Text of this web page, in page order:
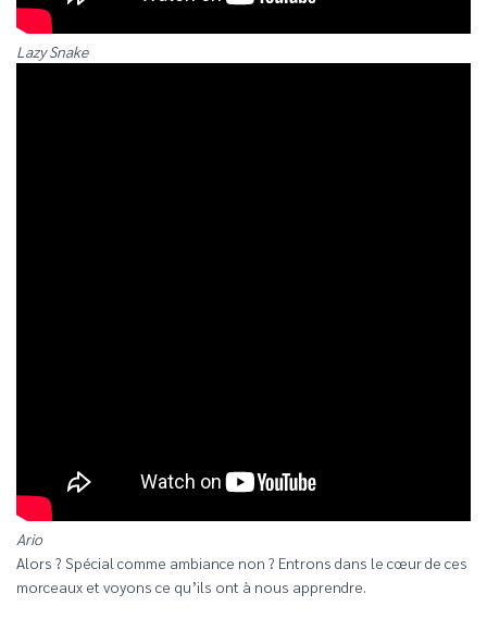
Lazy Snake
Ario
Alors ? Spécial comme ambiance non ? Entrons dans le cœur de ces
morceaux et voyons ce qu’ils ont à nous apprendre.